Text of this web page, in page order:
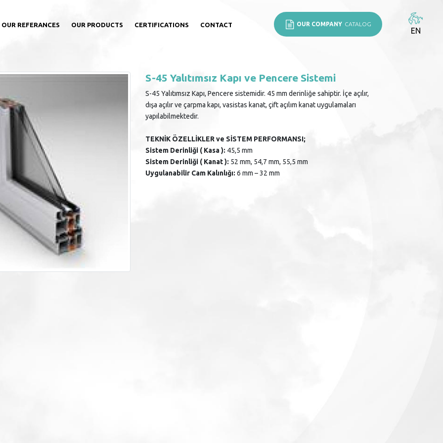
OUR REFERANCES OUR PRODUCTS CERTIFICATIONS CONTACT OUR COMPANY CATALOG
EN
S-45 Yalıtımsız Kapı ve Pencere Sistemi
S-45 Yalıtımsız Kapı, Pencere sistemidir. 45 mm derinliğe sahiptir. İçe açılır,
dışa açılır ve çarpma kapı, vasistas kanat, çift açılım kanat uygulamaları
yapılabilmektedir.
TEKNİK ÖZELLİKLER ve SİSTEM PERFORMANSI;
Sistem Derinliği ( Kasa ): 45,5 mm
Sistem Derinliği ( Kanat ): 52 mm, 54,7 mm, 55,5 mm
Uygulanabilir Cam Kalınlığı: 6 mm – 32 mm